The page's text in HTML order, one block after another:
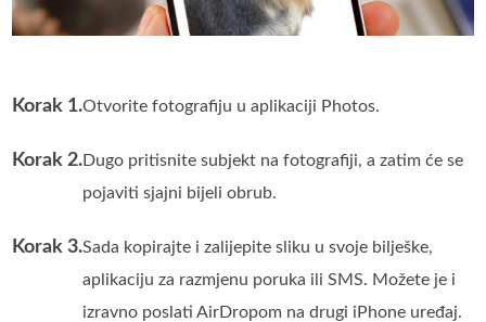
Korak 1.Otvorite fotografiju u aplikaciji Photos.
Korak 2.Dugo pritisnite subjekt na fotografiji, a zatim će se
pojaviti sjajni bijeli obrub.
Korak 3.Sada kopirajte i zalijepite sliku u svoje bilješke,
aplikaciju za razmjenu poruka ili SMS. Možete je i
izravno poslati AirDropom na drugi iPhone uređaj.